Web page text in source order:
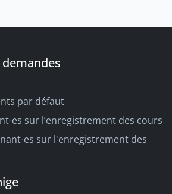
par défaut
es sur l’enregistrement des cours
es sur l'enregistrement des